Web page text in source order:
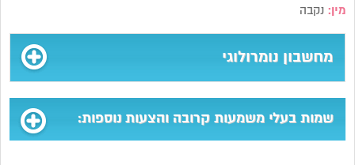
מין: נקבה
מחשבון נומרולוגי
שמות בעלי משמעות קרובה והצעות נוספות: